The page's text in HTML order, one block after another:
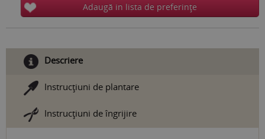
Adaugă in lista de preferinţe
Descriere
Instrucţiuni de plantare
Instrucţiuni de îngrijire